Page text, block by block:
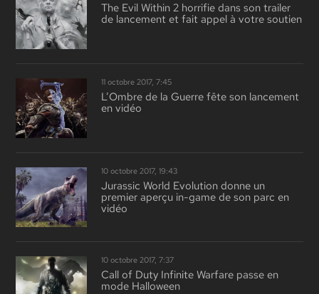
The Evil Within 2 horrifie dans son trailer
de lancement et fait appel à votre soutien
11 octobre 2017, 7:45
L’Ombre de la Guerre fête son lancement
en vidéo
10 octobre 2017, 19:43
Jurassic World Evolution donne un
premier aperçu in-game de son parc en
vidéo
10 octobre 2017, 7:37
Call of Duty Infinite Warfare passe en
mode Halloween